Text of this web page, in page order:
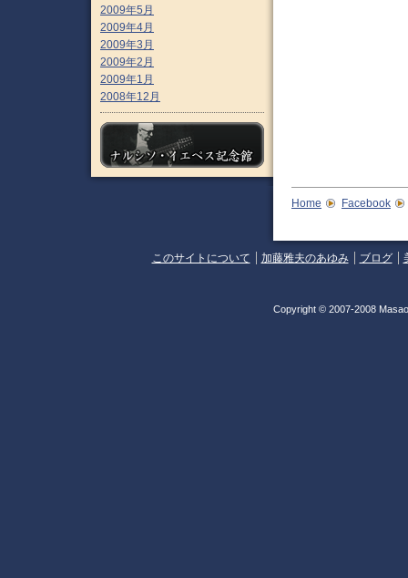
2009年5月
2009年4月
2009年3月
2009年2月
2009年1月
2008年12月
Home Facebook
このサイトについて 加藤雅夫のあゆみ ブログ
Copyright © 2007-2008